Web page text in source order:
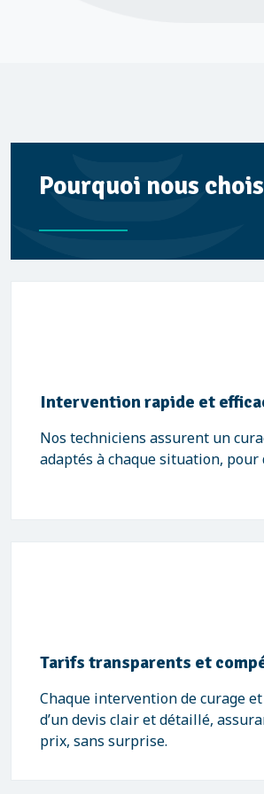
Pourquoi nous
Intervention rapide et
Nos techniciens assurent un
adaptés à chaque situation,
Tarifs transparents et
Chaque intervention de curage
d’un devis clair et détaillé,
prix, sans surprise.